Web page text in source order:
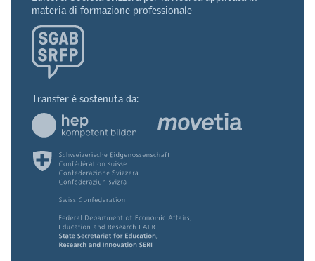
materia di formazione professionale
Transfer è sostenuta da: